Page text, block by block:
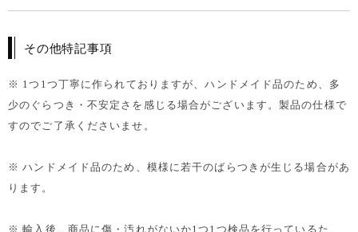
その他特記事項
※ 1つ1つ丁寧に作られておりますが、ハンドメイド品のため、多
少のぐらつき・不安定さを感じる場合がございます。製品の仕様で
すのでご了承くださいませ。
※ ハンドメイド品のため、模様に若干のばらつきが生じる場合があ
ります。
※ 輸入後、商品に傷・汚れがないか1つ1つ検品を行っているた